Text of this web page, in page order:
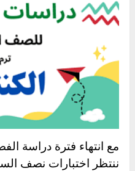
مع انتهاء فترة دراسة
ننتظر اختبارات نصف